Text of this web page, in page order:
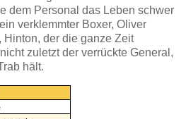
dem Personal das Leben schwer
verklemmter Boxer, Oliver
Hinton, der die ganze Zeit
zuletzt der verrückte General,
hält.